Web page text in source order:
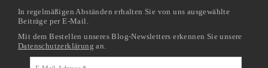
In regelmäßigen Abständen erhalten Sie von uns ausgewählte
Beiträge per E-Mail.
Mit dem Bestellen unseres Blog-Newsletters erkennen Sie unsere
Datenschutzerklärung an.